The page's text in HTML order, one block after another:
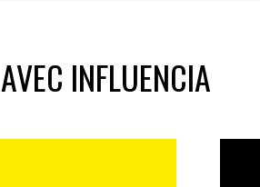
INFLUENCIA